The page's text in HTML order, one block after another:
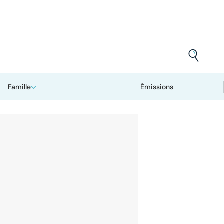
Famille Émissions